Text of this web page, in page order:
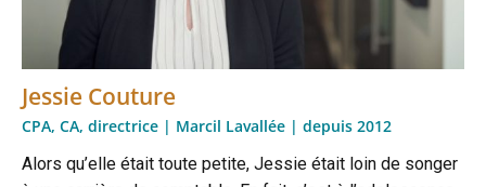
Jessie Couture
CPA, CA, directrice | Marcil Lavallée | depuis 2012
Alors qu’elle était toute petite, Jessie était loin de songer